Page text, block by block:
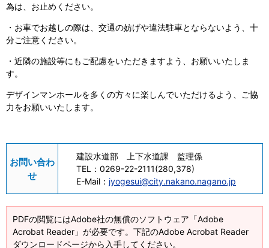
為は、お止めください。
・お車でお越しの際は、交通の妨げや違法駐車とならないよう、十
分ご注意ください。
・近隣の施設等にもご配慮をいただきますよう、お願いいたしま
す。
デザインマンホールを多くの方々に楽しんでいただけるよう、ご協
力をお願いいたします。
お問い合わ
せ
建設水道部 上下水道課 監理係
TEL： 0269-22-2111(280,378)
E-Mail： jyogesui@city.nakano.nagano.jp
PDFの閲覧にはAdobe社の無償のソフトウェア「Adobe
Acrobat Reader」が必要です。下記のAdobe Acrobat Reader
ダウンロードページから入手してください。